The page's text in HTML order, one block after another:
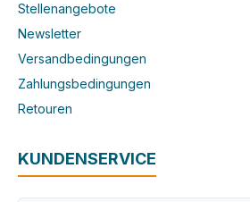
Stellenangebote
Newsletter
Versandbedingungen
Zahlungsbedingungen
Retouren
KUNDENSERVICE